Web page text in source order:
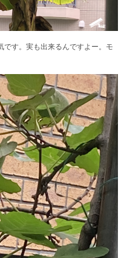
です。実も出来るんですよー。モ